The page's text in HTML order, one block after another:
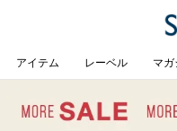
アイテム レーベル マガ